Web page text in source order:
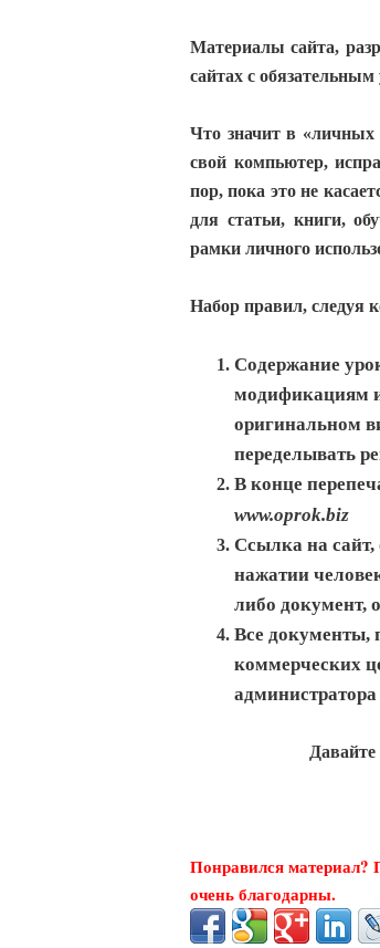
Материалы сайта,
сайтах с
Что значит в «личных
свой компьютер,
пор, пока это не
для статьи, книги,
рамки личного
Набор правил, следуя
Содержание
модификациям
оригинальном
переделывать
В конце
www.oprok.biz
Ссылка на сайт,
нажатии
либо документ,
Все документы,
коммерческих
администратора
Понравился материал?
очень благодарны.